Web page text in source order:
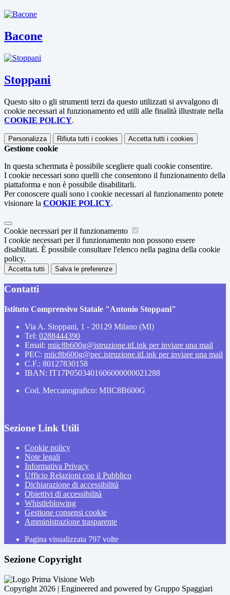
Bacone
Stoppani
Questo sito o gli strumenti terzi da questo utilizzati si avvalgono di
cookie necessari al funzionamento ed utili alle finalità illustrate nella
COOKIE POLICY.
Personalizza Rifiuta tutti i cookies Accetta tutti i cookies
Gestione cookie
In questa schermata è possibile scegliere quali cookie consentire.
I cookie necessari sono quelli che consentono il funzionamento della
piattaforma e non è possibile disabilitarli.
Per conoscere quali sono i cookie necessari al funzionamento potete
visionare la COOKIE POLICY.
Cookie necessari per il funzionamento
I cookie necessari per il funzionamento non possono essere
disabilitati. È possibile consultare l'elenco nella pagina della cookie
policy.
Accetta tutti Salva le preferenze
Contatti
Istituto Comprensivo Statale "Antonio Stoppani"
Via A. Stoppani, 1 - 20129 Milano (MI)
Tel: 0288444390
Email: miic8b600g@istruzione.itLink per inviare una mail
PEC: miic8b600g@pec.istruzione.itLink per inviare una mail
C.F.: 80127830158
IBAN: IT17P0503401606000000021288
Cod. Meccanografico: MIIC8B600G
Sezione Link Utili
Cookie policy
Note legali
Informativa Privacy
Ufficio Relazioni con il Pubblico
Dichiarazione di accessibilità
Obiettivi di accessibilità
Whistleblowing
Gestione consensi cookie
Amministrazione trasparente
Pagina visualizzata 797 volte
Sezione Copyright
Copyright 2026 | Engineered and powered by Gruppo Spaggiari